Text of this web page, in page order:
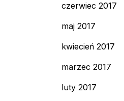
czerwiec 2017
maj 2017
kwiecień 2017
marzec 2017
luty 2017